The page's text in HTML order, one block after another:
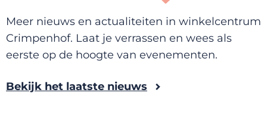
Meer nieuws en actualiteiten in winkelcentrum
Crimpenhof. Laat je verrassen en wees als
eerste op de hoogte van evenementen.
Bekijk het laatste nieuws